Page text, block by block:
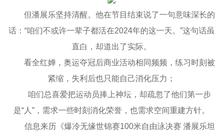
但潘展乐坚持清醒。他在节目结束说了一句意味深长的
话：“咱们不或许一辈子都活在2024年的这一天。”这句话虽
直白，却道出了实际。
看全红婵，奥运夺冠后商业活动相同频频，练习时刻被
紧缩，失利后也只能自己消化压力；
咱们总喜爱把运动员捧上神坛，却疏忽了他们第一步
是“人”，需求一些时刻消化荣誉，也需求空间重建方针。
信息来历《爆冷无缘世锦赛100米自由泳决赛 潘展乐坦